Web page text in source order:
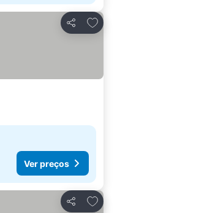
Partilhar
Adicionar aos favoritos
Ver preços
Partilhar
Adicionar aos favoritos